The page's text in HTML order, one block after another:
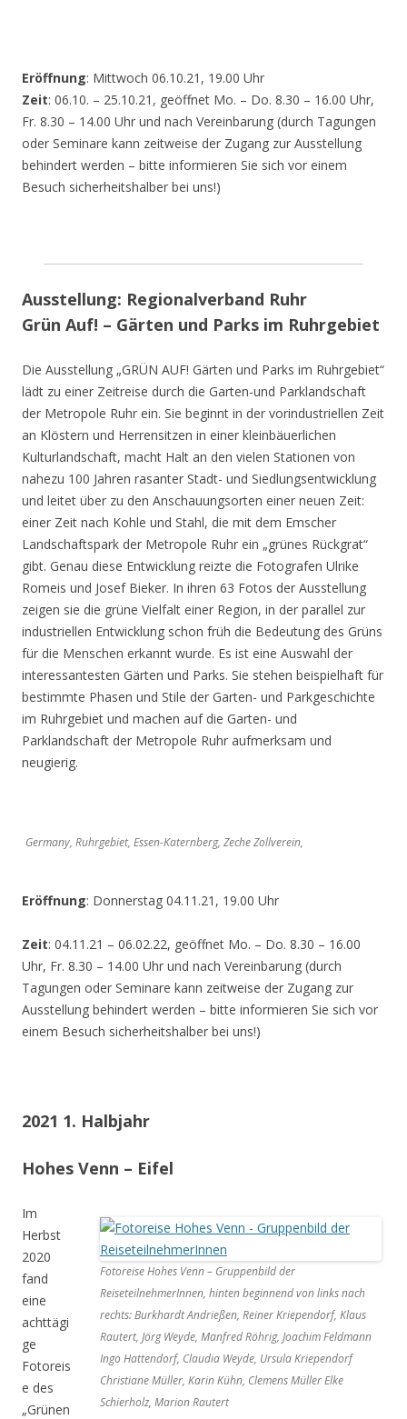
Eröffnung: Mittwoch 06.10.21, 19.00 Uhr
Zeit: 06.10. – 25.10.21, geöffnet Mo. – Do. 8.30 – 16.00 Uhr,
Fr. 8.30 – 14.00 Uhr und nach Vereinbarung (durch Tagungen
oder Seminare kann zeitweise der Zugang zur Ausstellung
behindert werden – bitte informieren Sie sich vor einem
Besuch sicherheitshalber bei uns!)
Ausstellung: Regionalverband Ruhr
Grün Auf! – Gärten und Parks im Ruhrgebiet
Die Ausstellung „GRÜN AUF! Gärten und Parks im Ruhrgebiet“
lädt zu einer Zeitreise durch die Garten-und Parklandschaft
der Metropole Ruhr ein. Sie beginnt in der vorindustriellen Zeit
an Klöstern und Herrensitzen in einer kleinbäuerlichen
Kulturlandschaft, macht Halt an den vielen Stationen von
nahezu 100 Jahren rasanter Stadt- und Siedlungsentwicklung
und leitet über zu den Anschauungsorten einer neuen Zeit:
einer Zeit nach Kohle und Stahl, die mit dem Emscher
Landschaftspark der Metropole Ruhr ein „grünes Rückgrat“
gibt. Genau diese Entwicklung reizte die Fotografen Ulrike
Romeis und Josef Bieker. In ihren 63 Fotos der Ausstellung
zeigen sie die grüne Vielfalt einer Region, in der parallel zur
industriellen Entwicklung schon früh die Bedeutung des Grüns
für die Menschen erkannt wurde. Es ist eine Auswahl der
interessantesten Gärten und Parks. Sie stehen beispielhaft für
bestimmte Phasen und Stile der Garten- und Parkgeschichte
im Ruhrgebiet und machen auf die Garten- und
Parklandschaft der Metropole Ruhr aufmerksam und
neugierig.
Germany, Ruhrgebiet, Essen-Katernberg, Zeche Zollverein,
Eröffnung: Donnerstag 04.11.21, 19.00 Uhr
Zeit: 04.11.21 – 06.02.22, geöffnet Mo. – Do. 8.30 – 16.00
Uhr, Fr. 8.30 – 14.00 Uhr und nach Vereinbarung (durch
Tagungen oder Seminare kann zeitweise der Zugang zur
Ausstellung behindert werden – bitte informieren Sie sich vor
einem Besuch sicherheitshalber bei uns!)
2021 1. Halbjahr
Hohes Venn – Eifel
Fotoreise Hohes Venn – Gruppenbild der
ReiseteilnehmerInnen, hinten beginnend von links nach
rechts: Burkhardt Andrießen, Reiner Kriependorf, Klaus
Rautert, Jörg Weyde, Manfred Röhrig, Joachim Feldmann
Ingo Hattendorf, Claudia Weyde, Ursula Kriependorf
Christiane Müller, Karin Kühn, Clemens Müller Elke
Schierholz, Marion Rautert
Im
Herbst
2020
fand
eine
achttägi
ge
Fotoreis
e des
„Grünen